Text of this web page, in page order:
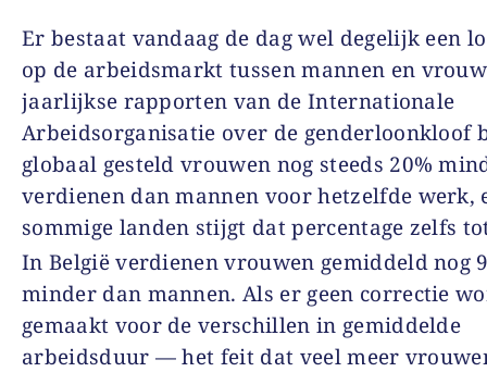
Er bestaat vandaag de dag wel degelijk een
op de arbeidsmarkt tussen mannen en
jaarlijkse rapporten van de Internationale
Arbeidsorganisatie over de genderloonkloof
globaal gesteld vrouwen nog steeds 20%
verdienen dan mannen voor hetzelfde werk,
sommige landen stijgt dat percentage zelfs
In België verdienen vrouwen gemiddeld nog
minder dan mannen. Als er geen correctie
gemaakt voor de verschillen in gemiddelde
arbeidsduur — het feit dat veel meer